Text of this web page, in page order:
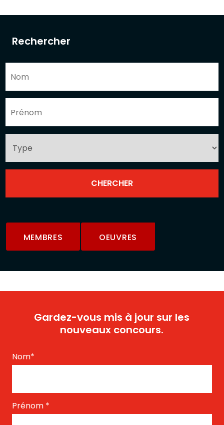
Rechercher
MEMBRES OEUVRES
Gardez-vous mis à jour sur les
nouveaux concours.
Nom*
Prénom *